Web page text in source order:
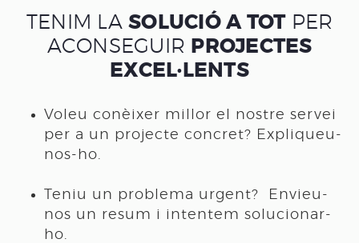
TENIM LA SOLUCIÓ A TOTPER
ACONSEGUIR PROJECTES
EXCEL·LENTS
Voleu conèixer millor el nostre servei
per a un projecte concret? Expliqueu-
nos-ho.
Teniu un problema urgent? Envieu-
nos un resum i intentem solucionar-
ho.